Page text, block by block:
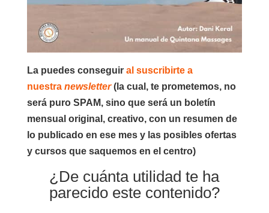
La puedes conseguiral suscribirte a
nuestra newsletter (la cual, te prometemos, no
será puro SPAM, sino que será un boletín
mensual original, creativo,con un resumen de
lo publicado en ese mes y las posibles ofertas
y cursos que saquemos en el centro)
¿De cuánta utilidad te ha
parecido este contenido?